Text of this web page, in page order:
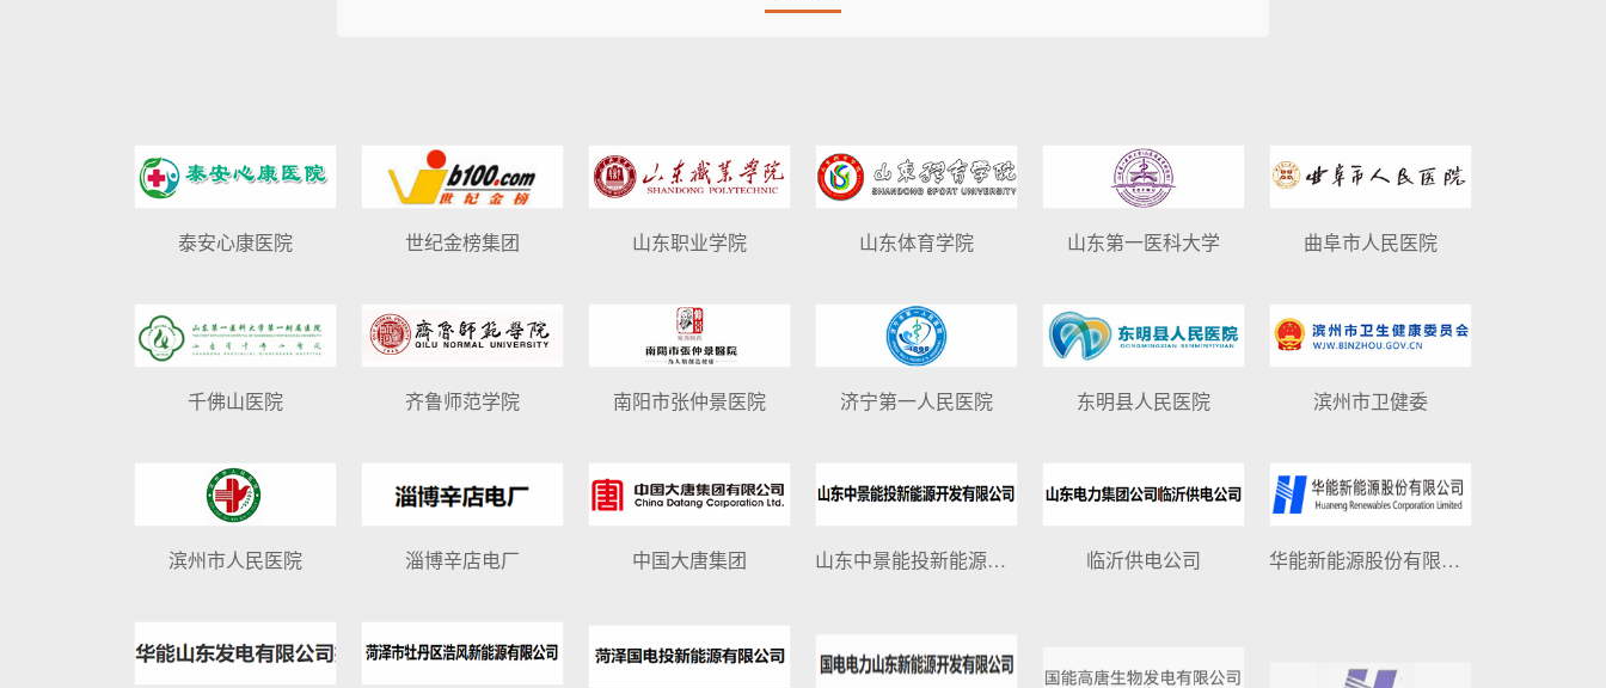
泰安心康医院 世纪金榜集团 山东职业学院 山东体育学院 山东第一医科大学 曲阜市人民医院
千佛山医院 齐鲁师范学院 南阳市张仲景医院 济宁第一人民医院 东明县人民医院 滨州市卫健委
滨州市人民医院 淄博辛店电厂 中国大唐集团 山东中景能投新能源开发有限公司 临沂供电公司 华能新能源股份有限公司